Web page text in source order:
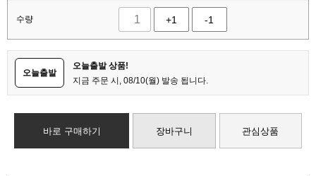
수량 +1 -1
오늘출발
오늘출발 상품!
지금 주문 시, 08/10(월) 발송 됩니다.
바로 구매하기 장바구니 관심상품